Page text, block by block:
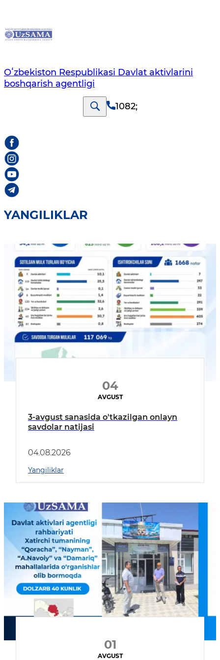
Oʻzbekiston Respublikasi Davlat aktivlarini
boshqarish agentligi
1082;
YANGILIKLAR
04
AVGUST
3-avgust sanasida o'tkazilgan onlayn
savdolar natijasi
04.08.2026
Yangiliklar
01
AVGUST